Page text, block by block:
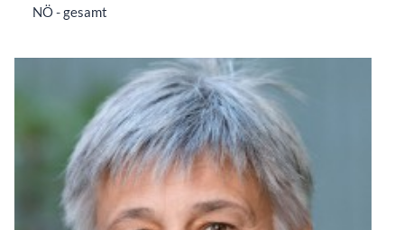
NÖ - gesamt